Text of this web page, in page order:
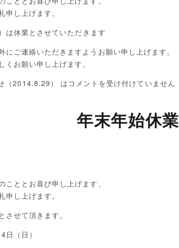
し上げます。
は休業とさせていただきます
ご連絡いただきますようお願い申し上げます。
お願い申し上げます。
（2014.8.29） は コメントを受け付けていません
年末年始休
ととお喜び申し上げます。
し上げます。
せて頂きます。
（日）